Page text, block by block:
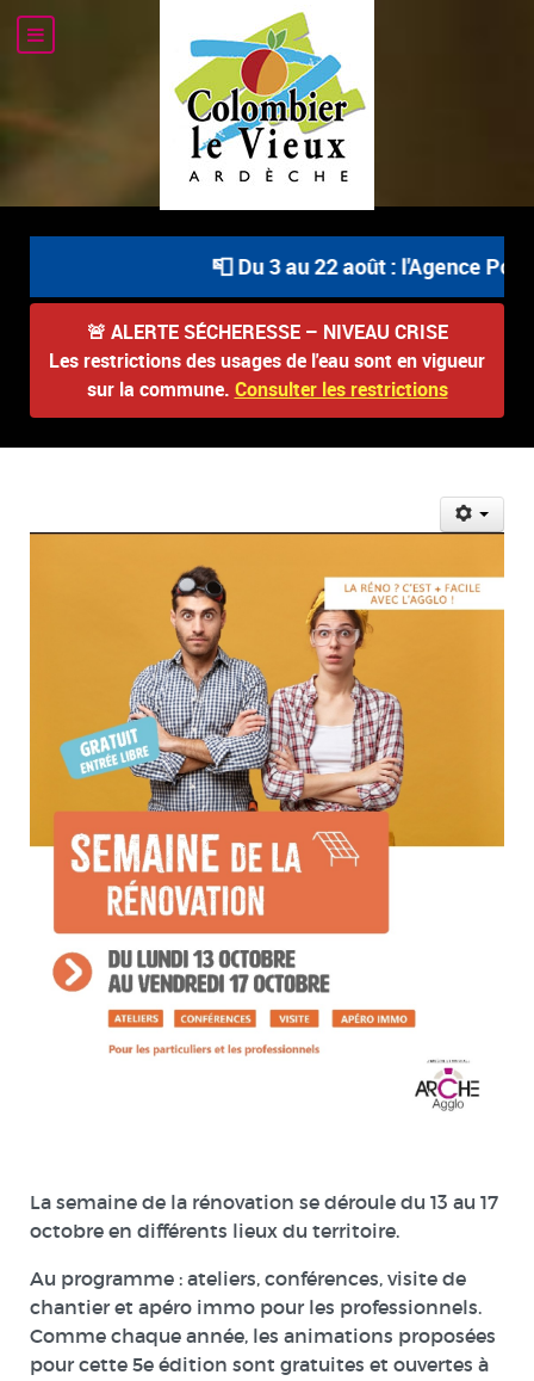
📮 Du 3 au 22 août : l'Agence
🚨 ALERTE SÉCHERESSE – NIVEAU CRISE
Les restrictions des usages de l'eau sont en vigueur
sur la commune. Consulter les restrictions
La semaine de la rénovation se déroule du 13 au 17
octobre en différents lieux du territoire.
Au programme : ateliers, conférences, visite de
chantier et apéro immo pour les professionnels.
Comme chaque année, les animations proposées
pour cette 5e édition sont gratuites et ouvertes à